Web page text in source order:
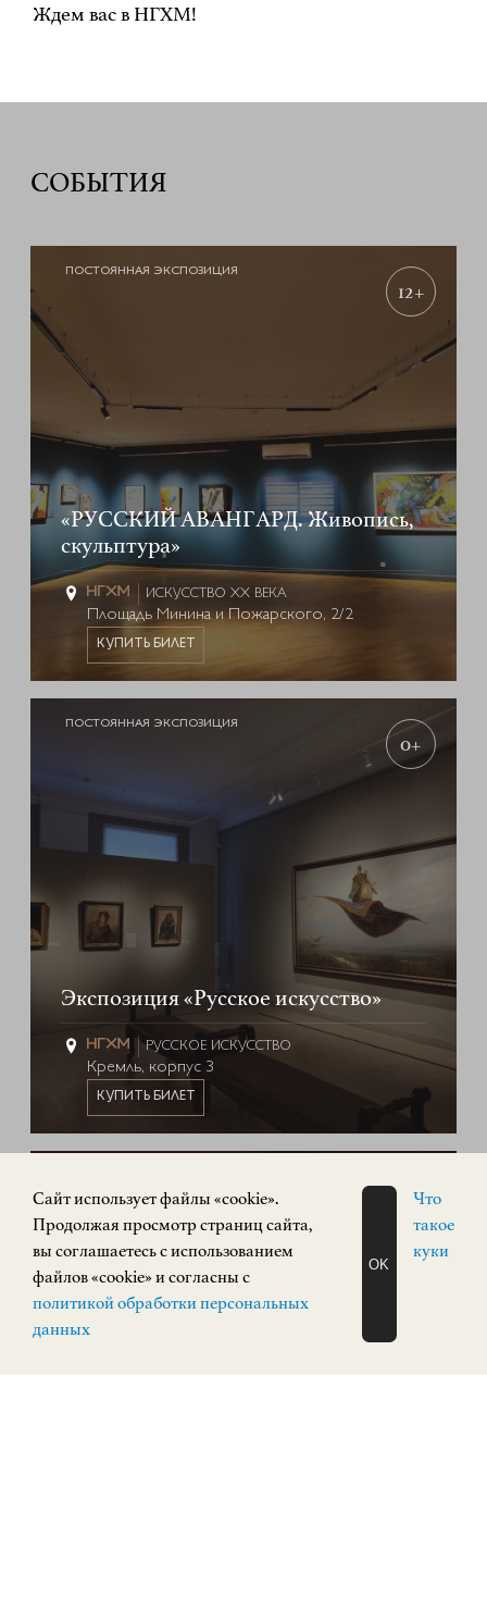
Ждем вас в НГХМ!
СОБЫТИЯ
ПОСТОЯННАЯ ЭКСПОЗИЦИЯ
12+
«РУССКИЙ АВАНГАРД. Живопись,
скульптура»
ИСКУССТВО XX ВЕКА
Площадь Минина и Пожарского, 2/2
КУПИТЬ БИЛЕТ
ПОСТОЯННАЯ ЭКСПОЗИЦИЯ
0+
Экспозиция «Русское искусство»
РУССКОЕ ИСКУССТВО
Кремль, корпус 3
КУПИТЬ БИЛЕТ
0+
ЗАПИСАТЬСЯ
НА ЭКСКУРСИЮ
Cайт использует файлы «cookie».
Продолжая просмотр страниц сайта,
вы соглашаетесь с использованием
файлов «cookie» и согласны с
политикой обработки персональных
данных
OK
Что
такое
куки